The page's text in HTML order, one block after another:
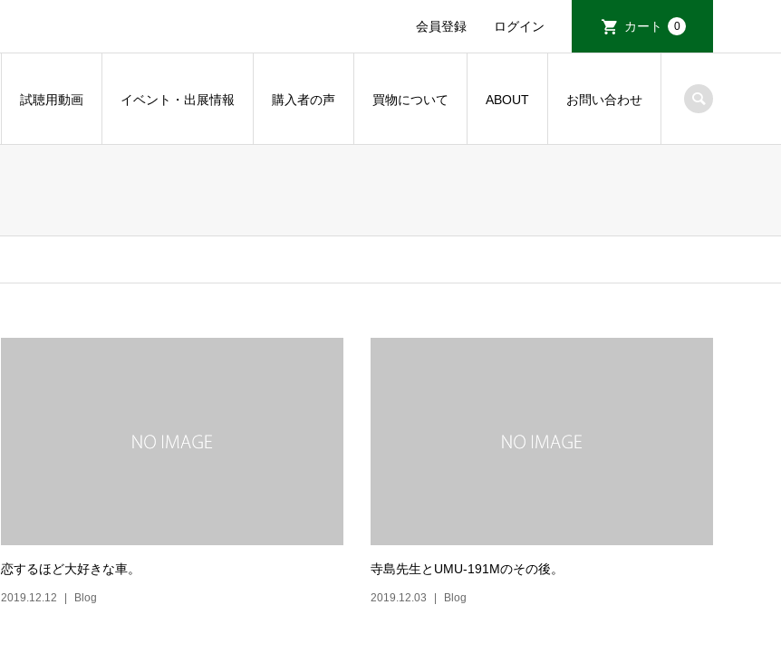
会員登録 ログイン カート 0
試聴用動画 イベント・出展情報 購入者の声 買物について ABOUT お問い合わせ
恋するほど大好きな車。
2019.12.12 Blog
寺島先生とUMU-191Mのその後。
2019.12.03 Blog